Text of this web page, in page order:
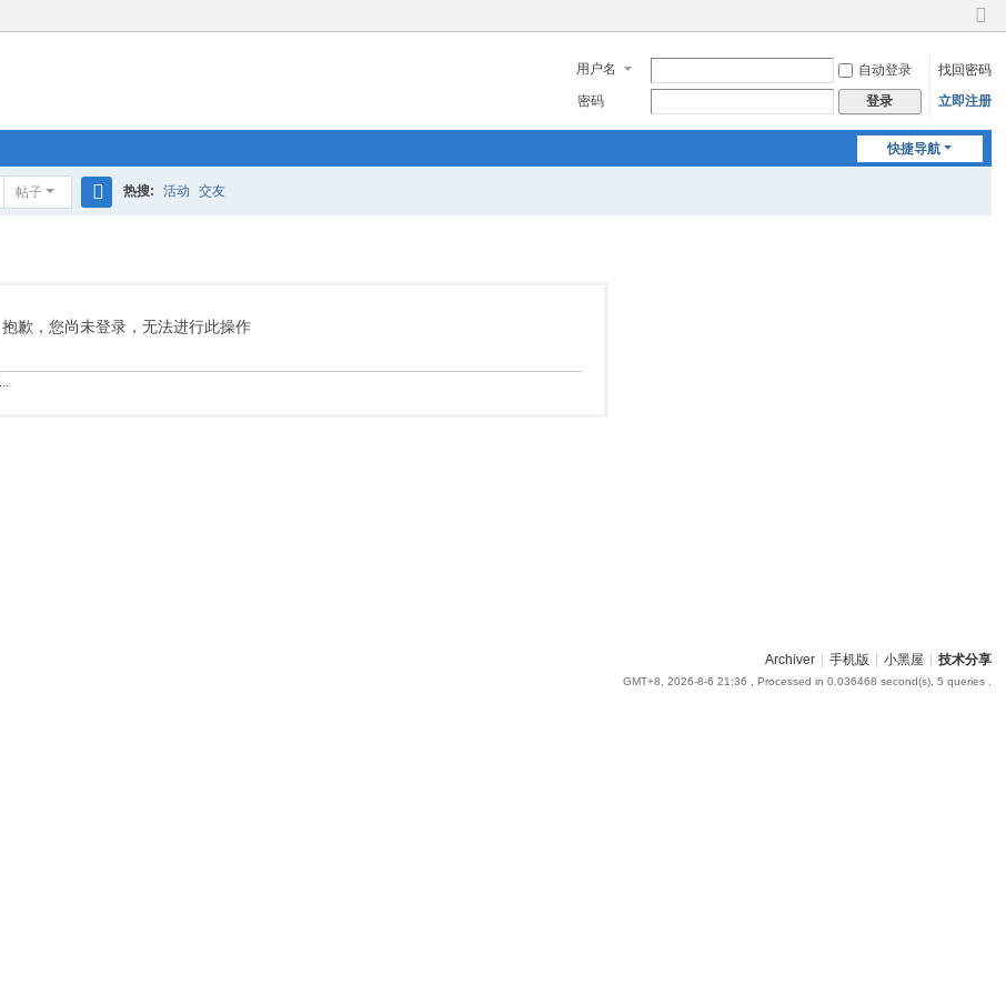
切
到
窄
用户名 自动登录
找回密码
密码
登录 立即注册
快捷导航
帖子 热搜: 活动 交友
抱歉，您尚未登录，无法进行此操作
Archiver 手机版 小黑屋 技术分享
GMT+8, 2026-8-6 21:36 , Processed in 0.036468 second(s), 5 queries .